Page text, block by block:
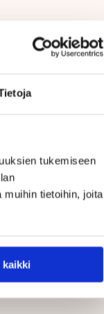
tukemiseen
tietoihin, joita
kaikki